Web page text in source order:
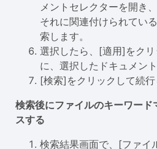
メントセレクターを開き
それに関連付けられてい
索します。
選択したら、[適用]をク
に、選択したドキュメン
[検索]をクリックして続行
検索後にファイルのキーワード
スする
検索結果画面で、[ファイ